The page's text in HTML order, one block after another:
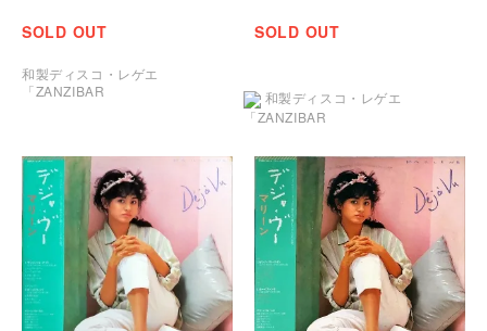
SOLD OUT
和製ディスコ・レゲエ
「ZANZIBAR
SOLD OUT
和製ディスコ・レゲエ
「ZANZIBAR